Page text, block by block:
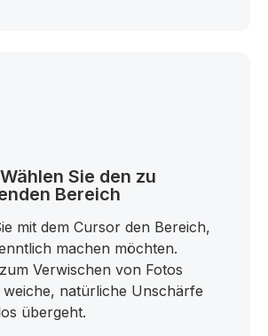
Sie den zu
Bereich
mit dem Cursor den Bereich,
machen möchten.
Verwischen von Fotos
weiche, natürliche Unschärfe
übergeht.